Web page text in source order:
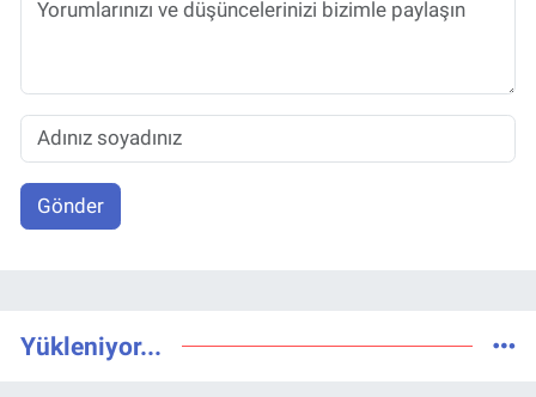
Gönder
Yükleniyor...